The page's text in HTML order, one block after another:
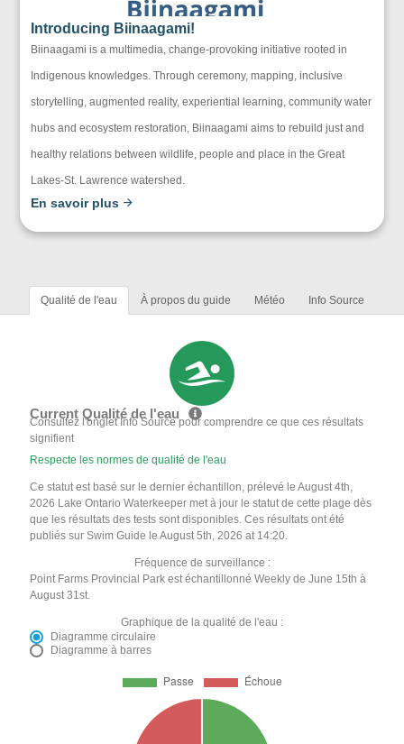
Introducing Biinaagami!
Biinaagami is a multimedia, change-provoking initiative rooted in
Indigenous knowledges. Through ceremony, mapping, inclusive
storytelling, augmented reality, experiential learning, community water
hubs and ecosystem restoration, Biinaagami aims to rebuild just and
healthy relations between wildlife, people and place in the Great
Lakes-St. Lawrence watershed.
En savoir plus
Qualité de l'eau À propos du guide Météo Info Source
Current Qualité de l'eau
Consultez l'onglet Info Source pour comprendre ce que ces résultats
signifient
Respecte les normes de qualité de l'eau
Ce statut est basé sur le dernier échantillon, prélevé le August 4th,
2026 Lake Ontario Waterkeeper met à jour le statut de cette plage dès
que les résultats des tests sont disponibles. Ces résultats ont été
publiés sur Swim Guide le August 5th, 2026 at 14:20.
Fréquence de surveillance :
Point Farms Provincial Park est échantillonné Weekly de June 15th à
August 31st.
Graphique de la qualité de l'eau :
Diagramme circulaire
Diagramme à barres